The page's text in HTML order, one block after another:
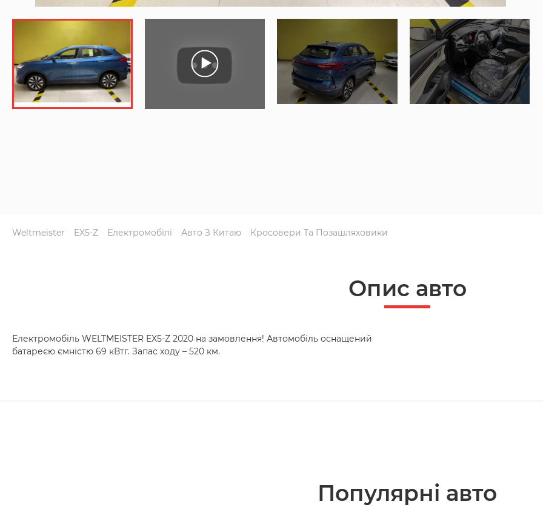
Weltmeister EX5-Z Електромобілі Авто З Китаю Кросовери Та Позашляховики
Опис авто
Електромобіль WELTMEISTER EX5-Z 2020 на замовлення! Автомобіль оснащений
батареєю ємністю 69 кВтг. Запас ходу – 520 км.
Популярнi авто